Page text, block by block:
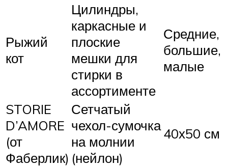
Рыжий
кот
Цилиндры,
каркасные и
плоские
мешки для
стирки в
ассортименте
Средние,
большие,
малые
STORIE
D’AMORE
(от
Фаберлик)
Сетчатый
чехол-сумочка
на молнии
(нейлон)
40х50 см